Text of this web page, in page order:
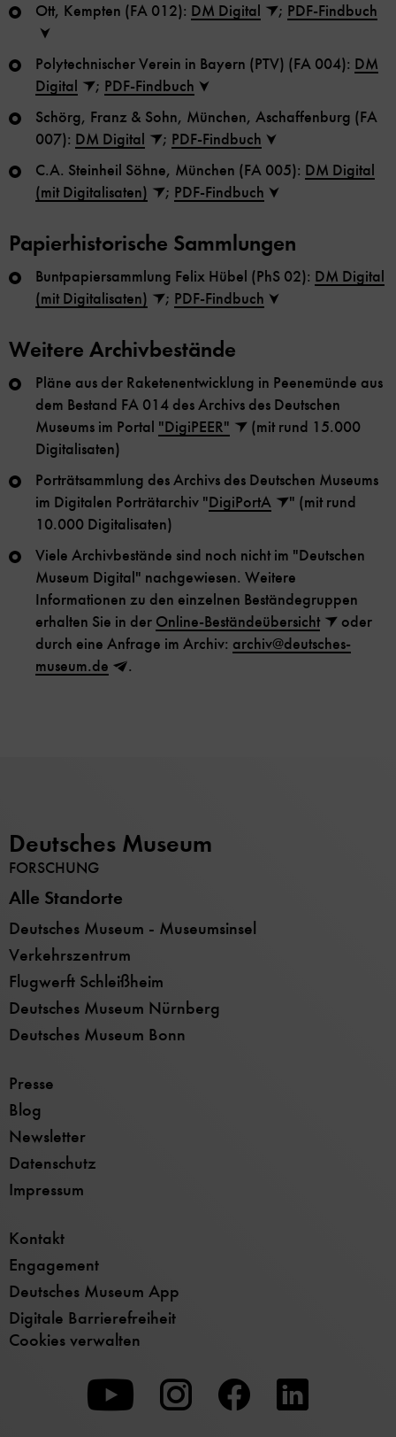
Ott, Kempten (FA 012): DM Digital ; PDF-Findbuch
Polytechnischer Verein in Bayern (PTV) (FA 004): DM
Digital
; PDF-Findbuch
Schörg, Franz & Sohn, München, Aschaffenburg (FA
007): DM Digital ; PDF-Findbuch
C.A. Steinheil Söhne, München (FA 005): DM Digital
(mit Digitalisaten)
; PDF-Findbuch
Papierhistorische Sammlungen
Buntpapiersammlung Felix Hübel (PhS 02): DM Digital
(mit Digitalisaten)
; PDF-Findbuch
Weitere Archivbestände
Pläne aus der Raketenentwicklung in Peenemünde aus
dem Bestand FA 014 des Archivs des Deutschen
Museums im Portal "DigiPEER"
(mit rund 15.000
Digitalisaten)
Porträtsammlung des Archivs des Deutschen Museums
im Digitalen Porträtarchiv "DigiPortA
" (mit rund
10.000 Digitalisaten)
Viele Archivbestände sind noch nicht im "Deutschen
Museum Digital" nachgewiesen. Weitere
Informationen zu den einzelnen Beständegruppen
erhalten Sie in der Online-Beständeübersicht
oder
durch eine Anfrage im Archiv: archiv@deutsches-
museum.de
.
Deutsches Museum
FORSCHUNG
Alle Standorte
Deutsches Museum - Museumsinsel
Verkehrszentrum
Flugwerft Schleißheim
Deutsches Museum Nürnberg
Deutsches Museum Bonn
Presse
Blog
Newsletter
Datenschutz
Impressum
Kontakt
Engagement
Deutsches Museum App
Digitale Barrierefreiheit
Cookies verwalten
Zu
unserer
Zu
unserer
Zu
unserer